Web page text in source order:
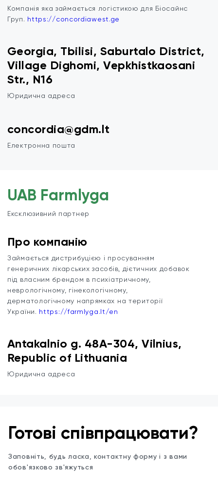
Компанія яка займається логістикою для Біосайнс
Груп. https://concordiawest.ge
Georgia, Tbilisi, Saburtalo District,
Village Dighomi, Vepkhistkaosani
Str., N16
Юридична адреса
concordia@gdm.lt
Електронна пошта
UAB Farmlyga
Ексклюзивний партнер
Про компанію
Займається дистрибуцією і просуванням
генеричних лікарських засобів, дієтичних добавок
під власним брендом в психіатричному,
неврологічному, гінекологічному,
дерматологічному напрямках на території
України. https://farmlyga.lt/en
Antakalnio g. 48A-304, Vilnius,
Republic of Lithuania
Юридична адреса
Готові співпрацювати?
Заповніть, будь ласка, контактну форму і з вами
обов'язково зв'яжуться